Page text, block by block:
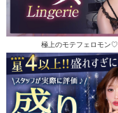
極上のモテフェロモン♡